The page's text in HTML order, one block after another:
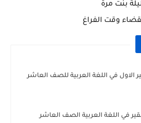
بنت مرة
وقت الفراغ
الاول في اللغة العربية للصف العاشر
في اللغة العربية الصف العاشر